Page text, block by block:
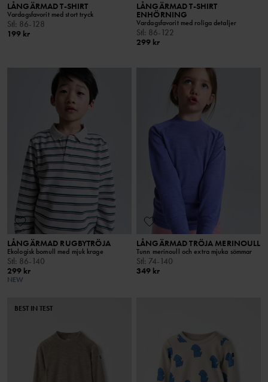
LÅNGÄRMAD T-SHIRT
Vardagsfavorit med stort tryck
Stl: 86-128
199 kr
LÅNGÄRMAD T-SHIRT
ENHÖRNING
Vardagsfavorit med roliga detaljer
Stl: 86-122
299 kr
LÅNGÄRMAD RUGBYTRÖJA
Ekologisk bomull med mjuk krage
Stl: 86-140
299 kr
NEW
LÅNGÄRMAD TRÖJA MERINOULL
Tunn merinoull och extra mjuka sömmar
Stl: 74-140
349 kr
BEST IN TEST